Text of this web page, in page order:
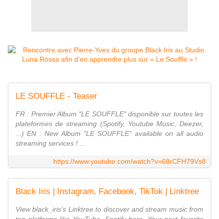
LE SOUFFLE - Teaser
FR : Premier Album "LE SOUFFLE" disponible sur toutes les
plateformes de streaming (Spotify, Youtube Music, Deezer,
...) EN : New Album "LE SOUFFLE" available on all audio
streaming services ! ...
https://www.youtube.com/watch?v=68rCFH79Vs8
Black Iris | Instagram, Facebook, TikTok | Linktree
View black_iris's Linktree to discover and stream music from